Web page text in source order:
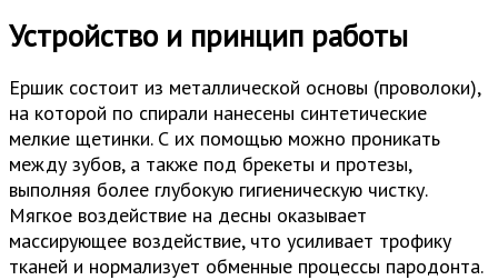
Устройство и принцип работы
Ершик состоит из металлической основы (проволоки),
на которой по спирали нанесены синтетические
мелкие щетинки. С их помощью можно проникать
между зубов, а также под брекеты и протезы,
выполняя более глубокую гигиеническую чистку.
Мягкое воздействие на десны оказывает
массирующее воздействие, что усиливает трофику
тканей и нормализует обменные процессы пародонта.